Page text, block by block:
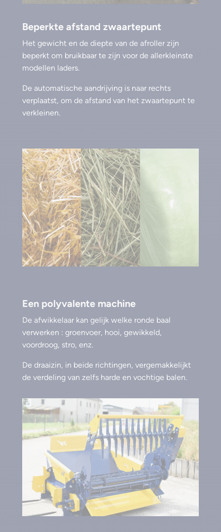
Beperkte afstand zwaartepunt
Het gewicht en de diepte van de afroller zijn
beperkt om bruikbaar te zijn voor de allerkleinste
modellen laders.
De automatische aandrijving is naar rechts
verplaatst, om de afstand van het zwaartepunt te
verkleinen.
Een polyvalente machine
De afwikkelaar kan gelijk welke ronde baal
verwerken : groenvoer, hooi, gewikkeld,
voordroog, stro, enz.
De draaizin, in beide richtingen, vergemakkelijkt
de verdeling van zelfs harde en vochtige balen.